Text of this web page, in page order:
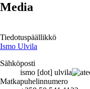
Media
Tiedotuspäällikkö
Ismo Ulvila
Sähköposti
ismo [dot] ulvila
Matkapuhelinnumero